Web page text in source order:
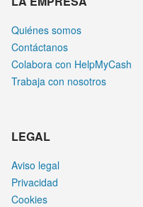
Quiénes somos
Contáctanos
Colabora con HelpMyCash
Trabaja con nosotros
LEGAL
Aviso legal
Privacidad
Cookies